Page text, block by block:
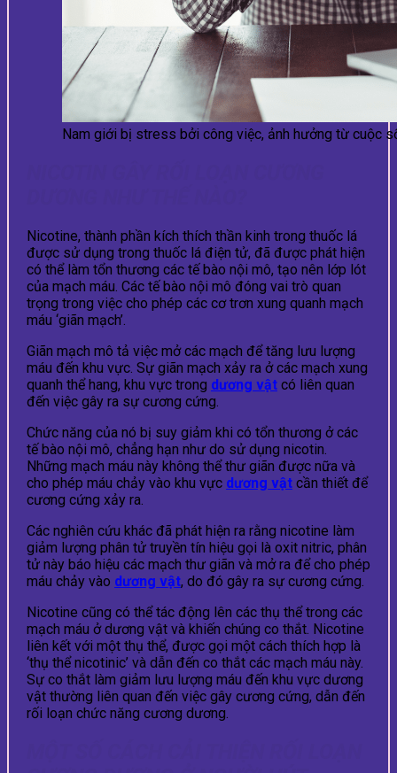
Nam giới bị stress bởi công việc, ảnh hưởng từ cuộc
Nicotine, thành phần kích thích thần kinh trong thuốc lá
được sử dụng trong thuốc lá điện tử, đã được phát hiện
có thể làm tổn thương các tế bào nội mô, tạo nên lớp lót
của mạch máu. Các tế bào nội mô đóng vai trò quan
trọng trong việc cho phép các cơ trơn xung quanh mạch
máu ‘giãn mạch’.
Giãn mạch mô tả việc mở các mạch để tăng lưu lượng
máu đến khu vực. Sự giãn mạch xảy ra ở các mạch xung
quanh thể hang, khu vực trong dương vật có liên quan
đến việc gây ra sự cương cứng.
Chức năng của nó bị suy giảm khi có tổn thương ở các
tế bào nội mô, chẳng hạn như do sử dụng nicotin.
Những mạch máu này không thể thư giãn được nữa và
cho phép máu chảy vào khu vực dương vật cần thiết để
cương cứng xảy ra.
Các nghiên cứu khác đã phát hiện ra rằng nicotine làm
giảm lượng phân tử truyền tín hiệu gọi là oxit nitric, phân
tử này báo hiệu các mạch thư giãn và mở ra để cho phép
máu chảy vào dương vật, do đó gây ra sự cương cứng.
Nicotine cũng có thể tác động lên các thụ thể trong các
mạch máu ở dương vật và khiến chúng co thắt. Nicotine
liên kết với một thụ thể, được gọi một cách thích hợp là
‘thụ thể nicotinic’ và dẫn đến co thắt các mạch máu này.
Sự co thắt làm giảm lưu lượng máu đến khu vực dương
vật thường liên quan đến việc gây cương cứng, dẫn đến
rối loạn chức năng cương dương.